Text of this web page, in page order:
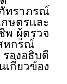
ทราภรณ์
ษตรและ
ผู้ตรวจ
หกรณ์
อธิบดี
กี่ยวข้อง